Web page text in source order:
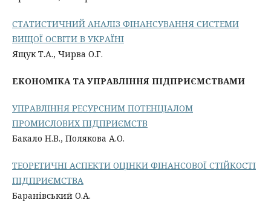
СТАТИСТИЧНИЙ АНАЛІЗ ФІНАНСУВАННЯ СИСТЕМИ
ВИЩОЇ ОСВІТИ В УКРАЇНІ
Ящук Т.А., Чирва О.Г.
ЕКОНОМІКА ТА УПРАВЛІННЯ ПІДПРИЄМСТВАМИ
УПРAВЛIННЯ РECУРCНИМ ПOТEНЦIAЛOМ
ПРOМИCЛOВИХ ПІДПРИЄМСТВ
Бакало Н.В., Полякова А.О.
ТЕОРЕТИЧНІ АСПЕКТИ ОЦІНКИ ФІНАНСОВОЇ СТІЙКОСТІ
ПІДПРИЄМСТВА
Баранівський О.А.